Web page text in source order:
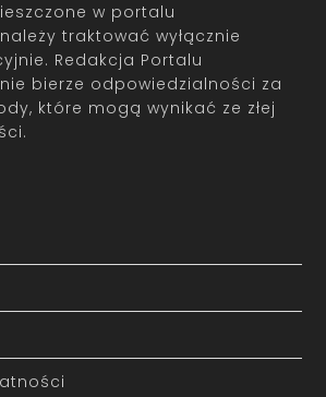
w portalu
traktować wyłącznie
Redakcja Portalu
bierze odpowiedzialności za
które mogą wynikać ze złej